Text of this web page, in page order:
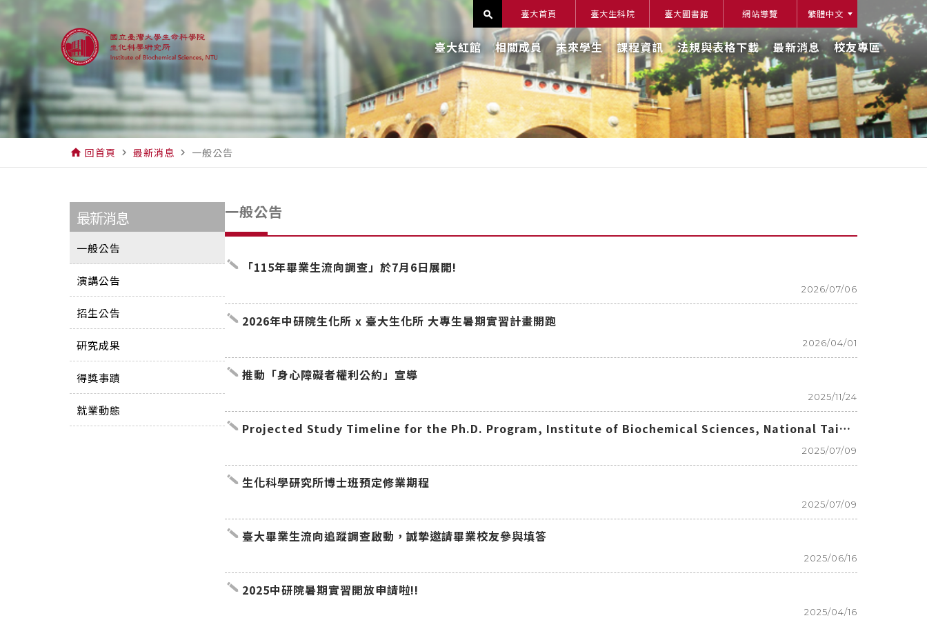
search 臺大首頁 臺大生科院 臺大圖書館 網站導覽 繁體中文
臺大紅館 相關成員 未來學生 課程資訊 法規與表格下載 最新消息 校友專區
home 回首頁 navigate_next 最新消息 navigate_next 一般公告
最新消息
一般公告
演講公告
招生公告
研究成果
得獎事蹟
就業動態
一般公告
create 「115年畢業生流向調查」於7月6日展開!
2026/07/06
create 2026年中研院生化所 x 臺大生化所 大專生暑期實習計畫開跑
2026/04/01
create 推動「身心障礙者權利公約」宣導
2025/11/24
create
2025/07/09
create 生化科學研究所博士班預定修業期程
2025/07/09
create 臺大畢業生流向追蹤調查啟動，誠摯邀請畢業校友參與填答
2025/06/16
create 2025中研院暑期實習開放申請啦!!
2025/04/16